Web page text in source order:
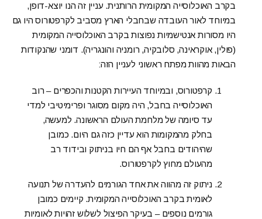
בקרב האוכלוסייה המקומית הרותנית. עניין זה הנו יוצא-דופן,
במיוחד לאור העובדה שבחבלי הארץ מסביב לקרפטורוס היו גם
היו מסורות אנטישמיות נפוצות בקרב האוכלוסייה המקומית
(פולין, אוקראינה, סלובקיה, רומניה והונגריה). דומני שהנקודות
הבאות מהוות מפתח ראשוני לעניין הזה:
קרפטורוס, ובמיוחד העיירות הקטנות והכפרים – רוב
האוכלוסייה בחבל, היה מקום מסוגר ופרימיטיבי למדי
עד סיומה של מלחמת העולם הראשונה. למעשה,
בחלק מהמקומות הוא עדיין כזה גם היום. כמובן
שהיהודים בחבל אף הם חיו בניתוק ובידוד רב
מהעולם מחוץ לקרפטורוס.
ניתוק זה מהווה את אחד הגורמים להעדרה של תנועה
לאומית בקרב האוכלוסייה המקומית. קיימים כמובן
גורמים נוספים – בעיקר הפיצול לשלוש זהויות לאומיות